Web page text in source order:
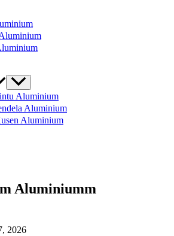
Aluminium
Aluminium
Aluminium
Aluminiumm
2026